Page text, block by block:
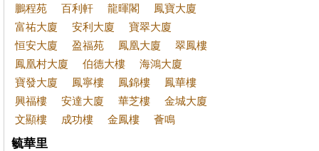
鵬程苑
百利軒 龍暉閣
鳳寶大廈
富祐大廈
安利大廈
寶翠大廈
恒安大廈
盈福苑 鳳凰大廈
翠鳳樓
鳳凰村大廈
伯德大樓
海鴻大廈
寶發大廈
鳳寧樓 鳳錦樓
鳳華樓
興福樓
安達大廈 華芝樓
金城大廈
文顯樓
成功樓 金鳳樓 薈鳴
毓華里